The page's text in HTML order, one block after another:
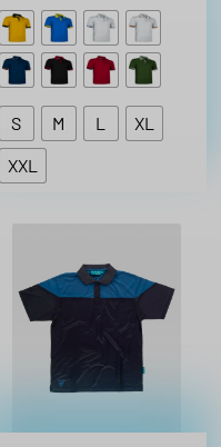
T
A
3
S M L
XL
XXL